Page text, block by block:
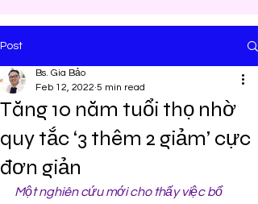
Post
Tăng 10 năm tuổi thọ nhờ
quy tắc ‘3 thêm 2 giảm’ cực
đơn giản
Bs. Gia Bảo
Feb 12, 2022 5 min read
Một nghiên cứu mới cho thấy việc bổ